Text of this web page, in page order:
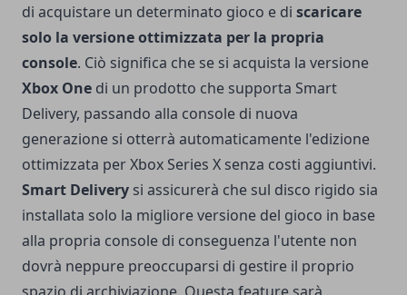
di acquistare un determinato gioco e di scaricare
solo la versione ottimizzata per la propria
console. Ciò significa che se si acquista la versione
Xbox One di un prodotto che supporta Smart
Delivery, passando alla console di nuova
generazione si otterrà automaticamente l'edizione
ottimizzata per Xbox Series X senza costi aggiuntivi.
Smart Delivery si assicurerà che sul disco rigido sia
installata solo la migliore versione del gioco in base
alla propria console di conseguenza l'utente non
dovrà neppure preoccuparsi di gestire il proprio